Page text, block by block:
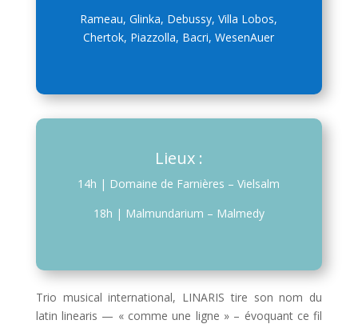
Rameau, Glinka, Debussy, Villa Lobos,
Chertok, Piazzolla, Bacri, WesenAuer
Lieux :
14h | Domaine de Farnières – Vielsalm
18h | Malmundarium – Malmedy
Trio musical international, LINARIS tire son nom du
latin linearis — « comme une ligne » – évoquant ce fil